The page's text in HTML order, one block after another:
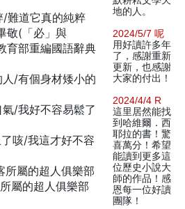
/難道它真的純粹
敬(「必」與
育部重編國語辭典
/有個身材矮小的
/我好不容易鬆了
咳/我這才好不容
所屬的超人俱樂部
屬的超人俱樂部
地的人。
2024/5/7 呢
用好讀許多年
了，感謝重新
更新，也感謝
大家的付出！
2024/4/4 R
這里居然能找
到哈維爾．西
耶拉的書！驚
喜萬分！希望
能讀到更多這
位歷史小說大
師的作品！感
恩每一位好讀
團隊！